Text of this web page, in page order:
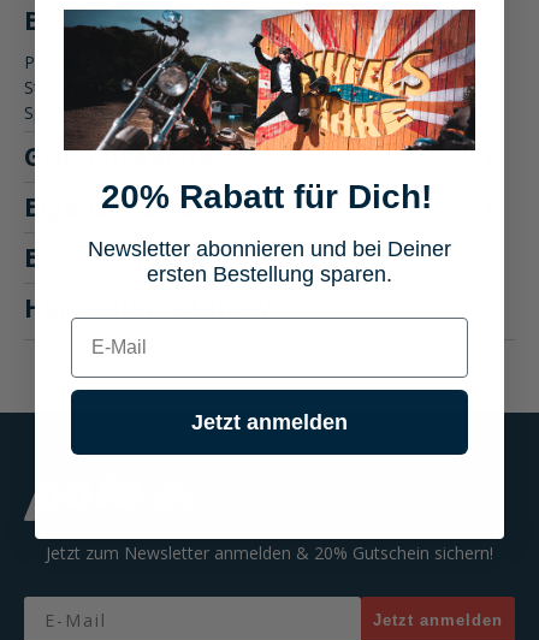
Beschreibung
Produktbeschreibung: Stanley Sekundenkleber 5 x 0,5g Der
Stanley Sekundenkleber 5 x 0,5g ist der perfekte Begleiter für
Spon…Mehr
Größentabelle
Eigenschaften
Bewertungen
Hersteller "Stanley"
Jetzt zum Newsletter anmelden & 20% Gutschein sichern!
Email
Jetzt anmelden
20% Rabatt für Dich!
Newsletter abonnieren und bei Deiner
ersten Bestellung sparen.
E-mail
Jetzt anmelden